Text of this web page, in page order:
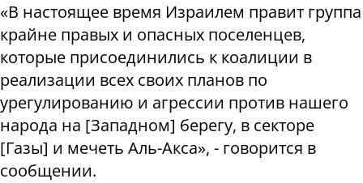
«В настоящее время Израилем правит группа
крайне правых и опасных поселенцев,
которые присоединились к коалиции в
реализации всех своих планов по
урегулированию и агрессии против нашего
народа на [Западном] берегу, в секторе
[Газы] и мечеть Аль-Акса», - говорится в
сообщении.